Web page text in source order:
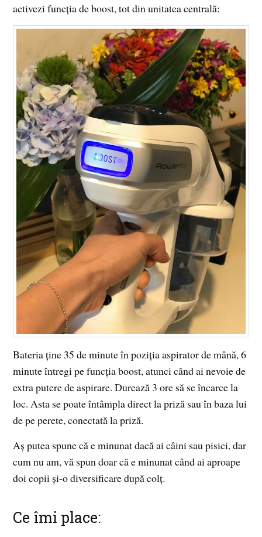
activezi funcția de boost, tot din unitatea centrală:
Bateria ține 35 de minute în poziția aspirator de mână, 6
minute întregi pe funcția boost, atunci când ai nevoie de
extra putere de aspirare. Durează 3 ore să se încarce la
loc. Asta se poate întâmpla direct la priză sau în baza lui
de pe perete, conectată la priză.
Aș putea spune că e minunat dacă ai câini sau pisici, dar
cum nu am, vă spun doar că e minunat când ai aproape
doi copii și-o diversificare după colț.
Ce îmi place: